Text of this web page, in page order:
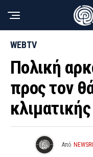
WEBTV
Πολική
προς τον
Από